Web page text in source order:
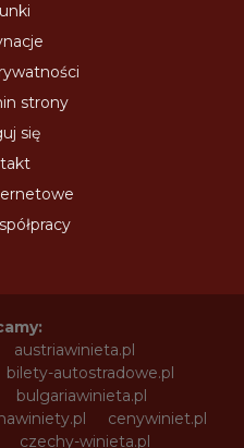
strony
się
austriawinieta.pl
bilety-autostradowe.pl
bulgariawinieta.pl
cenywiniet.pl
czechy-winieta.pl